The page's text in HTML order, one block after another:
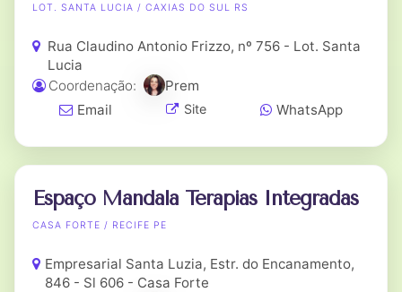
LOT. SANTA LUCIA / CAXIAS DO SUL RS
Rua Claudino Antonio Frizzo, nº 756 - Lot. Santa
Lucia
Coordenação:
Prem
Email
Site WhatsApp
Espaço Mandala Terapias Integradas
CASA FORTE / RECIFE PE
Empresarial Santa Luzia, Estr. do Encanamento,
846 - Sl 606 - Casa Forte